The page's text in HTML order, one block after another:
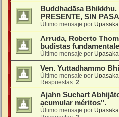
Buddhadāsa
PRESENTE, SIN
Último mensaje por Upasaka
Arruda, Roberto
budistas
Último mensaje por Upasaka
Ven. Yuttadhammo
Último mensaje por Upasaka
Respuestas: 2
Ajahn Suchart
acumular méritos".
Último mensaje por Upasaka